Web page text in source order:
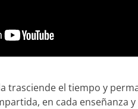
trasciende el tiempo y
en cada enseñanza y